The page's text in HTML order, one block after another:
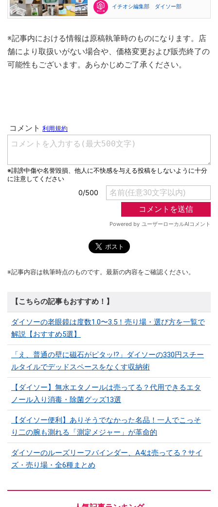
イチオシ編集部 ダイソー部
※記事内における情報は原稿執筆時のものになります。店
舗により取扱いがない場合や、価格変更および販売終了の
可能性もございます。あらかじめご了承ください。
※記事内容は執筆時点のものです。最新の内容をご確認ください。
【こちらの記事もおすすめ！】
ダイソーの老眼鏡は度数1.0〜3.5！売り場・選び方を一覧で
解説【おすすめ5選】
「え、普通の壁に磁石がピタッ!?」ダイソーの330円スチー
ルタイルでデッドスペースをなくす収納術
【ダイソー】無水エタノールは売ってる？代用できるエタ
ノール入り消毒・除菌グッズ13選
【ダイソー便利】ありそうでなかった名品！一人でこっそ
り二の腕も測れる「測定メジャー」が革命的
ダイソーのルーズリーフバインダー、A4は売ってる？サイ
ズ・売り場・全6種まとめ